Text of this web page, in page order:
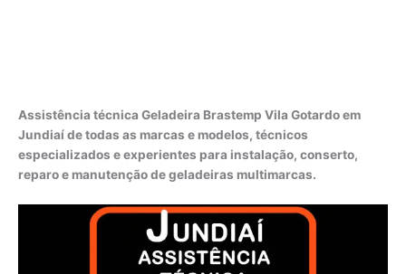
Assistência técnica Geladeira Brastemp Vila Gotardo em
Jundiaí de todas as marcas e modelos, técnicos
especializados e experientes para instalação, conserto,
reparo e manutenção de geladeiras multimarcas.